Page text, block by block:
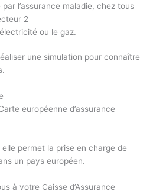
l’assurance maladie, chez tous
2
ou le gaz.
une simulation pour connaître
européenne d’assurance
permet la prise en charge de
un pays européen.
à votre Caisse d’Assurance